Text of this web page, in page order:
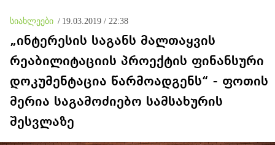
სიახლეები / 19.03.2019 / 22:38
„ინტერესის საგანს მალთაყვის
რეაბილიტაციის პროექტის ფინანსური
დოკუმენტაცია წარმოადგენს“ - ფოთის
მერია საგამოძიებო სამსახურის
შესვლაზე